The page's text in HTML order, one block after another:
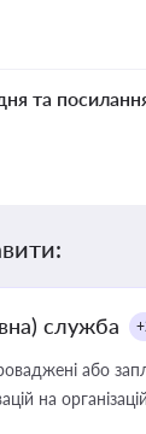
та
служба
або
на